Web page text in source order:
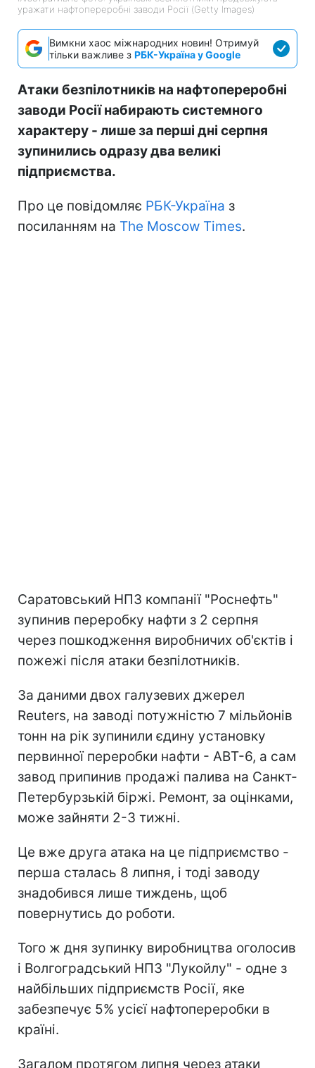
уражати нафтопереробні заводи Росії (Getty Images)
Вимкни хаос міжнародних новин! Отримуй
тільки важливе з РБК-Україна у Google
Атаки безпілотників на нафтопереробні
заводи Росії набирають системного
характеру - лише за перші дні серпня
зупинились одразу два великі
підприємства.
Про це повідомляє РБК-Україна з
посиланням на The Moscow Times.
Саратовський НПЗ компанії "Роснефть"
зупинив переробку нафти з 2 серпня
через пошкодження виробничих об'єктів і
пожежі після атаки безпілотників.
За даними двох галузевих джерел
Reuters, на заводі потужністю 7 мільйонів
тонн на рік зупинили єдину установку
первинної переробки нафти - АВТ-6, а сам
завод припинив продажі палива на Санкт-
Петербурзькій біржі. Ремонт, за оцінками,
може зайняти 2-3 тижні.
Це вже друга атака на це підприємство -
перша сталась 8 липня, і тоді заводу
знадобився лише тиждень, щоб
повернутись до роботи.
Того ж дня зупинку виробництва оголосив
і Волгоградський НПЗ "Лукойлу" - одне з
найбільших підприємств Росії, яке
забезпечує 5% усієї нафтопереробки в
країні.
Загалом протягом липня через атаки